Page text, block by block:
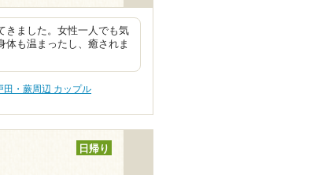
きました。女性一人でも気
体も温まったし、癒されま
田・蕨周辺 カップル
日帰り